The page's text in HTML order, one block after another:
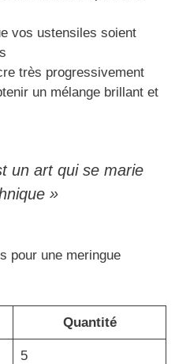
vos ustensiles soient
très progressivement
un mélange brillant et
un art qui se marie
»
pour une meringue
Quantité
5